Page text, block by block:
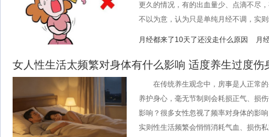
更久的情况，有的出血量少、点滴不尽
不以为意，认为只是单纯月经不调，实
月经都来了10天了还没走什么原因 月
女人性生活太频繁对身体有什么影响 适度养生过度伤
在传统养生观念中，房事是人正常的
养护身心，毫无节制则会耗损正气、损
影响？很多女性忽视了频率对身体的影
实则性生活频繁会悄悄消耗气血、损伤